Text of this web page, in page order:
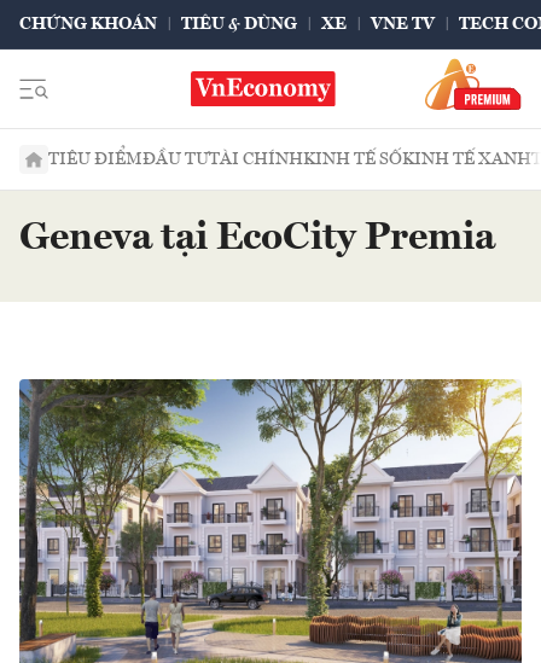
CHỨNG KHOÁN TIÊU & DÙNG XE VNE TV TECH
TIÊU ĐIỂMĐẦU TƯTÀI CHÍNHKINH TẾ SỐKINH TẾ XANH
Geneva tại EcoCity Premia